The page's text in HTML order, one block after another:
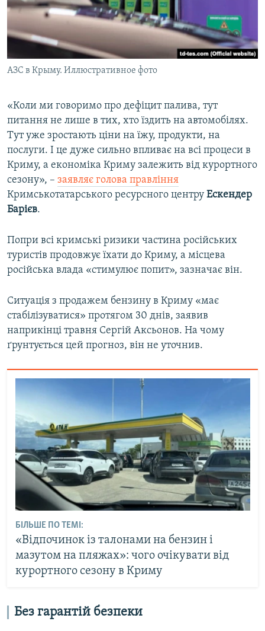
АЗС в Крыму. Иллюстративное фото
«Коли ми говоримо про дефіцит палива, тут
питання не лише в тих, хто їздить на автомобілях.
Тут уже зростають ціни на їжу, продукти, на
послуги. І це дуже сильно впливає на всі процеси в
Криму, а економіка Криму залежить від курортного
сезону», – заявляє голова правління
Кримськотатарського ресурсного центру Ескендер
Барієв.
Попри всі кримські ризики частина російських
туристів продовжує їхати до Криму, а місцева
російська влада «стимулює попит», зазначає він.
Ситуація з продажем бензину в Криму «має
стабілізуватися» протягом 30 днів, заявив
наприкінці травня Сергій Аксьонов. На чому
ґрунтується цей прогноз, він не уточнив.
БІЛЬШЕ ПО ТЕМІ:
«Відпочинок із талонами на бензин і
мазутом на пляжах»: чого очікувати від
курортного сезону в Криму
Без гарантій безпеки